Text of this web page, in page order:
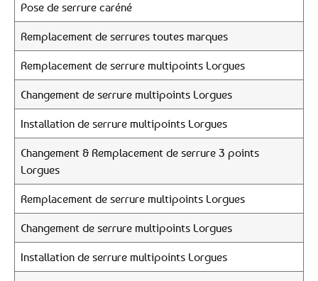
Pose de serrure caréné
Remplacement de serrures toutes marques
Remplacement de serrure multipoints Lorgues
Changement de serrure multipoints Lorgues
Installation de serrure multipoints Lorgues
Changement & Remplacement de serrure 3 points
Lorgues
Remplacement de serrure multipoints Lorgues
Changement de serrure multipoints Lorgues
Installation de serrure multipoints Lorgues